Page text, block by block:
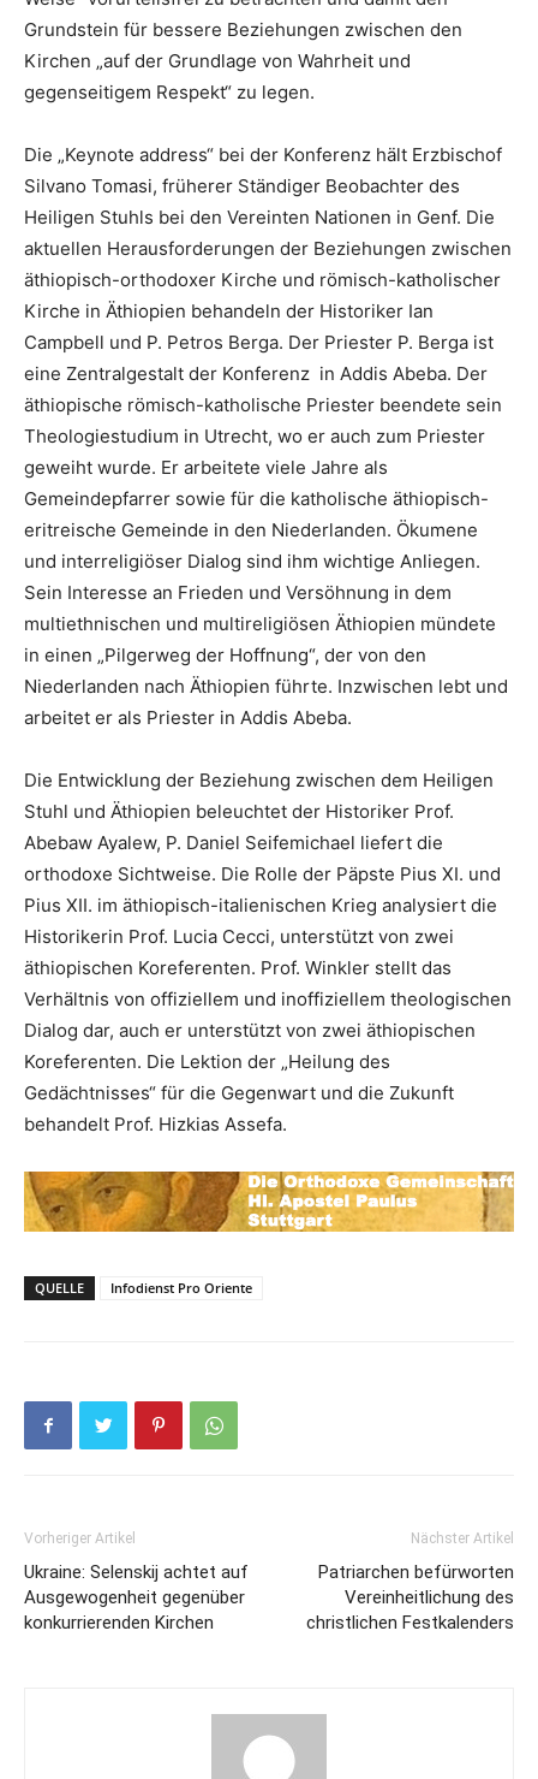
Grundstein für bessere Beziehungen zwischen den
Kirchen „auf der Grundlage von Wahrheit und
gegenseitigem Respekt“ zu legen.
Die „Keynote address“ bei der Konferenz hält Erzbischof
Silvano Tomasi, früherer Ständiger Beobachter des
Heiligen Stuhls bei den Vereinten Nationen in Genf. Die
aktuellen Herausforderungen der Beziehungen zwischen
äthiopisch-orthodoxer Kirche und römisch-katholischer
Kirche in Äthiopien behandeln der Historiker Ian
Campbell und P. Petros Berga. Der Priester P. Berga ist
eine Zentralgestalt der Konferenz in Addis Abeba. Der
äthiopische römisch-katholische Priester beendete sein
Theologiestudium in Utrecht, wo er auch zum Priester
geweiht wurde. Er arbeitete viele Jahre als
Gemeindepfarrer sowie für die katholische äthiopisch-
eritreische Gemeinde in den Niederlanden. Ökumene
und interreligiöser Dialog sind ihm wichtige Anliegen.
Sein Interesse an Frieden und Versöhnung in dem
multiethnischen und multireligiösen Äthiopien mündete
in einen „Pilgerweg der Hoffnung“, der von den
Niederlanden nach Äthiopien führte. Inzwischen lebt und
arbeitet er als Priester in Addis Abeba.
Die Entwicklung der Beziehung zwischen dem Heiligen
Stuhl und Äthiopien beleuchtet der Historiker Prof.
Abebaw Ayalew, P. Daniel Seifemichael liefert die
orthodoxe Sichtweise. Die Rolle der Päpste Pius XI. und
Pius XII. im äthiopisch-italienischen Krieg analysiert die
Historikerin Prof. Lucia Cecci, unterstützt von zwei
äthiopischen Koreferenten. Prof. Winkler stellt das
Verhältnis von offiziellem und inoffiziellem theologischen
Dialog dar, auch er unterstützt von zwei äthiopischen
Koreferenten. Die Lektion der „Heilung des
Gedächtnisses“ für die Gegenwart und die Zukunft
behandelt Prof. Hizkias Assefa.
QUELLE Infodienst Pro Oriente
Vorheriger Artikel
Ukraine: Selenskij achtet auf
Ausgewogenheit gegenüber
konkurrierenden Kirchen
Nächster Artikel
Patriarchen befürworten
Vereinheitlichung des
christlichen Festkalenders